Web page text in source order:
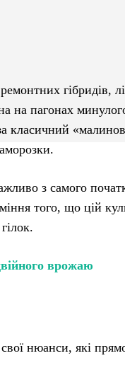
гібридів,
на пагонах
класичний
з самого
того, що цій
врожаю
нюанси, які